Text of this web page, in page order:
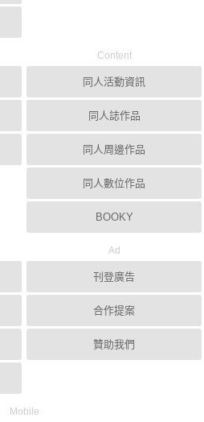
Content
同人活動資訊
同人誌作品
同人周邊作品
同人數位作品
BOOKY
Ad
刊登廣告
合作提案
贊助我們
Mobile